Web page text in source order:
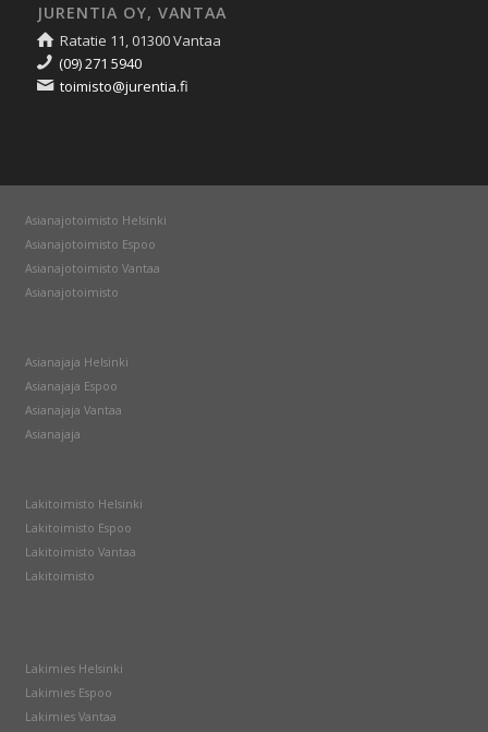
JURENTIA OY, VANTAA
Ratatie 11, 01300 Vantaa
(09) 271 5940
toimisto@jurentia.fi
Asianajotoimisto Helsinki
Asianajotoimisto Espoo
Asianajotoimisto Vantaa
Asianajotoimisto
Asianajaja Helsinki
Asianajaja Espoo
Asianajaja Vantaa
Asianajaja
Lakitoimisto Helsinki
Lakitoimisto Espoo
Lakitoimisto Vantaa
Lakitoimisto
Lakimies Helsinki
Lakimies Espoo
Lakimies Vantaa